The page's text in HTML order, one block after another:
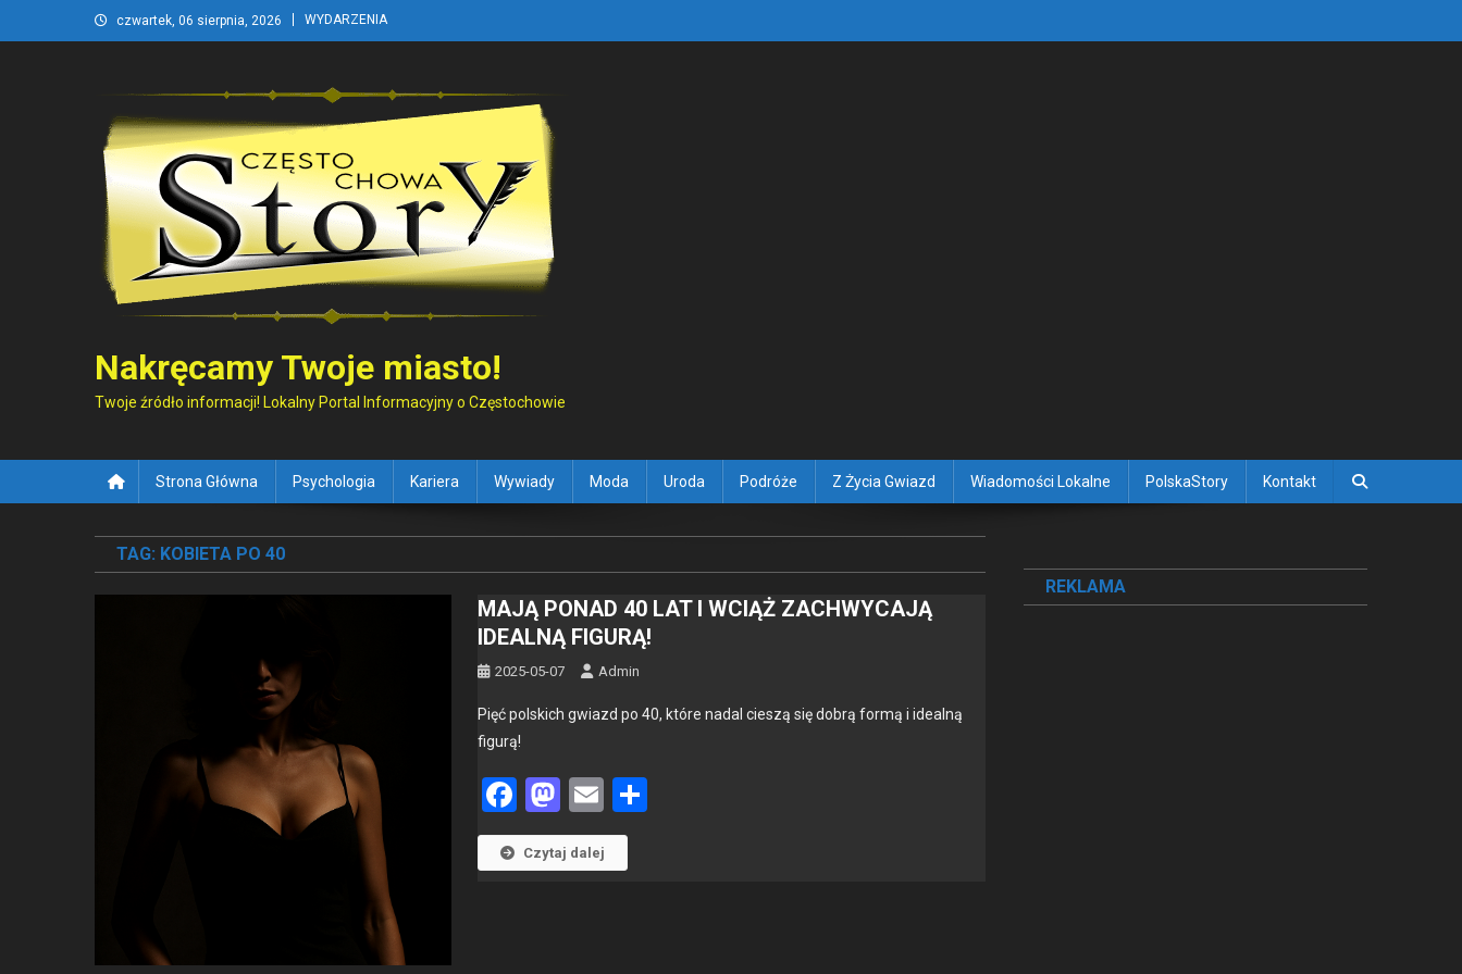
to
czwartek, 06 sierpnia, 2026 WYDARZENIA
Nakręcamy Twoje miasto!
Twoje źródło informacji! Lokalny Portal Informacyjny o Częstochowie
Strona Główna Psychologia Kariera Wywiady Moda Uroda Podróże Z Życia Gwiazd Wiadomości Lokalne PolskaStory Kontakt
TAG: KOBIETA PO 40
MAJĄ PONAD 40 LAT I WCIĄŻ ZACHWYCAJĄ
IDEALNĄ FIGURĄ!
2025-05-07 Admin
Pięć pol­s­kich gwiazd po 40, które nadal cieszą się dobrą for­mą i ide­al­ną
fig­urą!
Facebook
Mastodon
Email
Czytaj dalej
REKLAMA